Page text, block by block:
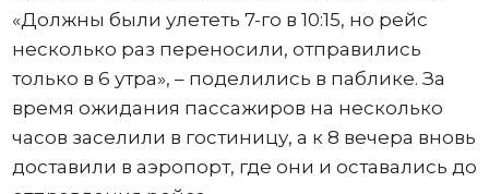
«Должны были улететь 7-го в 10:15, но рейс
несколько раз переносили, отправились
только в 6 утра», – поделились в паблике. За
время ожидания пассажиров на несколько
часов заселили в гостиницу, а к 8 вечера вновь
доставили в аэропорт, где они и оставались до